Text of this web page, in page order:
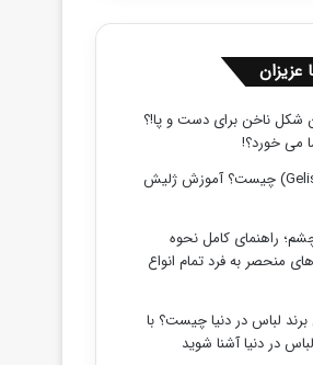
شکل ناخن برای دست و پا!؟
می خورد؟!
ژلیش ناخن (Gelish) چیست؟ آموزش ژلیش
راهنمای کامل نحوه
به فرد تمام انواع
برند لباس در دنیا چیست؟ با
در دنیا آشنا شوید